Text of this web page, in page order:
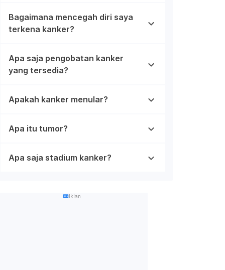
Bagaimana mencegah diri saya
terkena kanker?
Apa saja pengobatan kanker
yang tersedia?
Apakah kanker menular?
Apa itu tumor?
Apa saja stadium kanker?
Iklan